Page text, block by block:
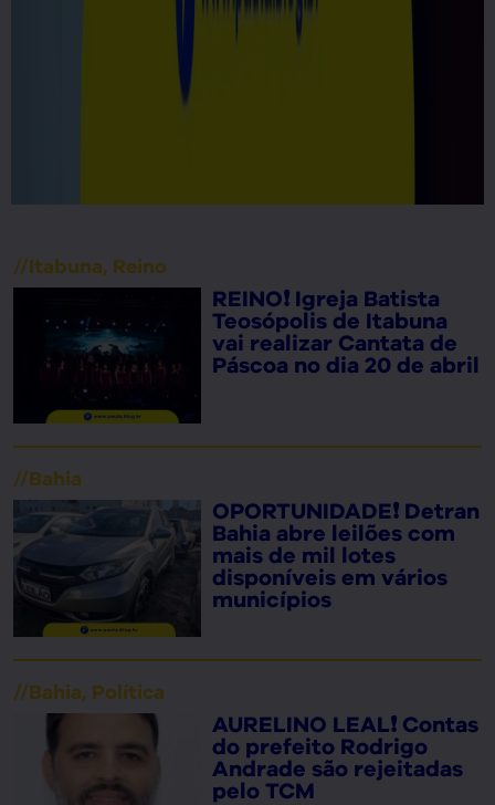
//Itabuna, Reino
REINO❗ Igreja Batista
Teosópolis de Itabuna
vai realizar Cantata de
Páscoa no dia 20 de abril
//Bahia
OPORTUNIDADE❗ Detran
Bahia abre leilões com
mais de mil lotes
disponíveis em vários
municípios
//Bahia, Política
AURELINO LEAL❗ Contas
do prefeito Rodrigo
Andrade são rejeitadas
pelo TCM